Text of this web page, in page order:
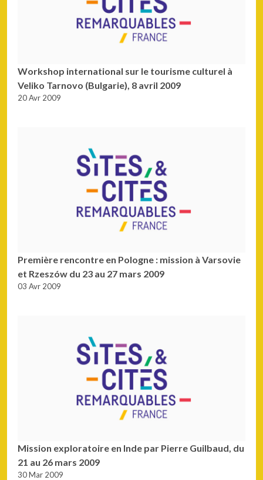
Workshop international sur le tourisme culturel à
Veliko Tarnovo (Bulgarie), 8 avril 2009
20 Avr 2009
Première rencontre en Pologne : mission à Varsovie
et Rzeszów du 23 au 27 mars 2009
03 Avr 2009
Mission exploratoire en Inde par Pierre Guilbaud, du
21 au 26 mars 2009
30 Mar 2009